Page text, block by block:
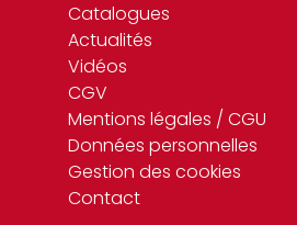
Catalogues
Actualités
Vidéos
CGV
Mentions légales / CGU
Données personnelles
Gestion des cookies
Contact